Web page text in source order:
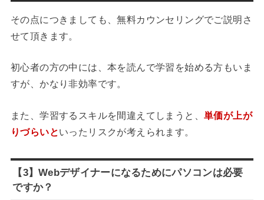
その点につきましても、無料カウンセリングでご説明さ
せて頂きます。
初心者の方の中には、本を読んで学習を始める方もいま
すが、かなり非効率です。
また、学習するスキルを間違えてしまうと、 単価が上が
りづらいといったリスクが考えられます。
【3】Webデザイナーになるためにパソコンは必要
ですか？